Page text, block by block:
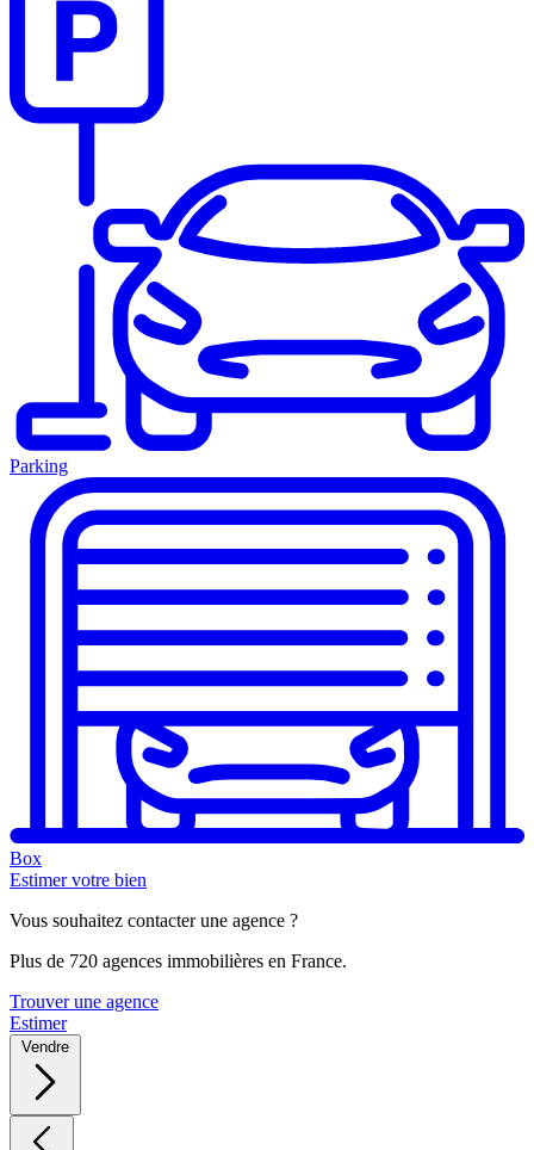
Parking
Box
Estimer votre bien
Vous souhaitez contacter une agence ?
Plus de 720 agences immobilières en France.
Trouver une agence
Estimer
Vendre